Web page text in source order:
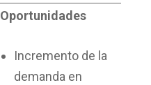
Oportunidades
Incremento de la
demanda en